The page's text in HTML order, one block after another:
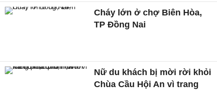
Cháy lớn ở chợ Biên Hòa,
TP Đồng Nai
Nữ du khách bị mời rời khỏi
Chùa Cầu Hội An vì trang